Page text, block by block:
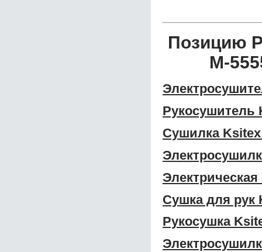
Позицию
M-
Рукосушитель
Сушилка Ksitex
Сушка для рук
Рукосушка